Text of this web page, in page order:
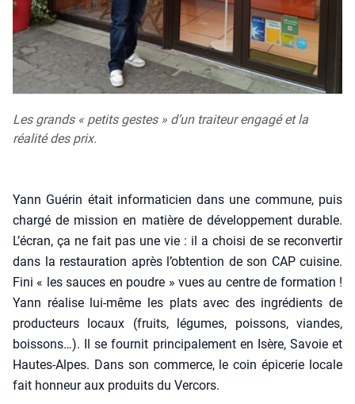
Les grands « petits gestes » d’un traiteur engagé et la
réalité des prix.
Yann Gué­rin était infor­ma­ti­cien dans une com­mune, puis
char­gé de mis­sion en matière de déve­lop­pe­ment durable.
L’écran, ça ne fait pas une vie : il a choi­si de se recon­ver­tir
dans la res­tau­ra­tion après l’obtention de son CAP cui­sine.
Fini « les sauces en poudre » vues au centre de for­ma­tion !
Yann réa­lise lui-même les plats avec des ingré­dients de
pro­duc­teurs locaux (fruits, légumes, pois­sons, viandes,
bois­sons…). Il se four­nit prin­ci­pa­le­ment en Isère, Savoie et
Hautes-Alpes. Dans son com­merce, le coin épi­ce­rie locale
fait hon­neur aux pro­duits du Ver­cors.